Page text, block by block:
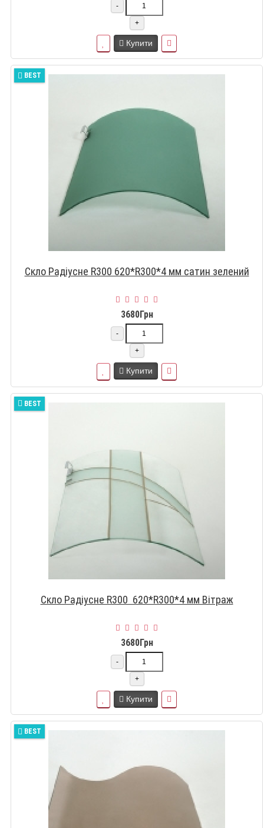
-
+
Купити
BEST
Скло Радіусне R300 620*R300*4 мм сатин зелений
3680Грн
-
+
Купити
BEST
Скло Радіусне R300 620*R300*4 мм Вітраж
3680Грн
-
+
Купити
BEST